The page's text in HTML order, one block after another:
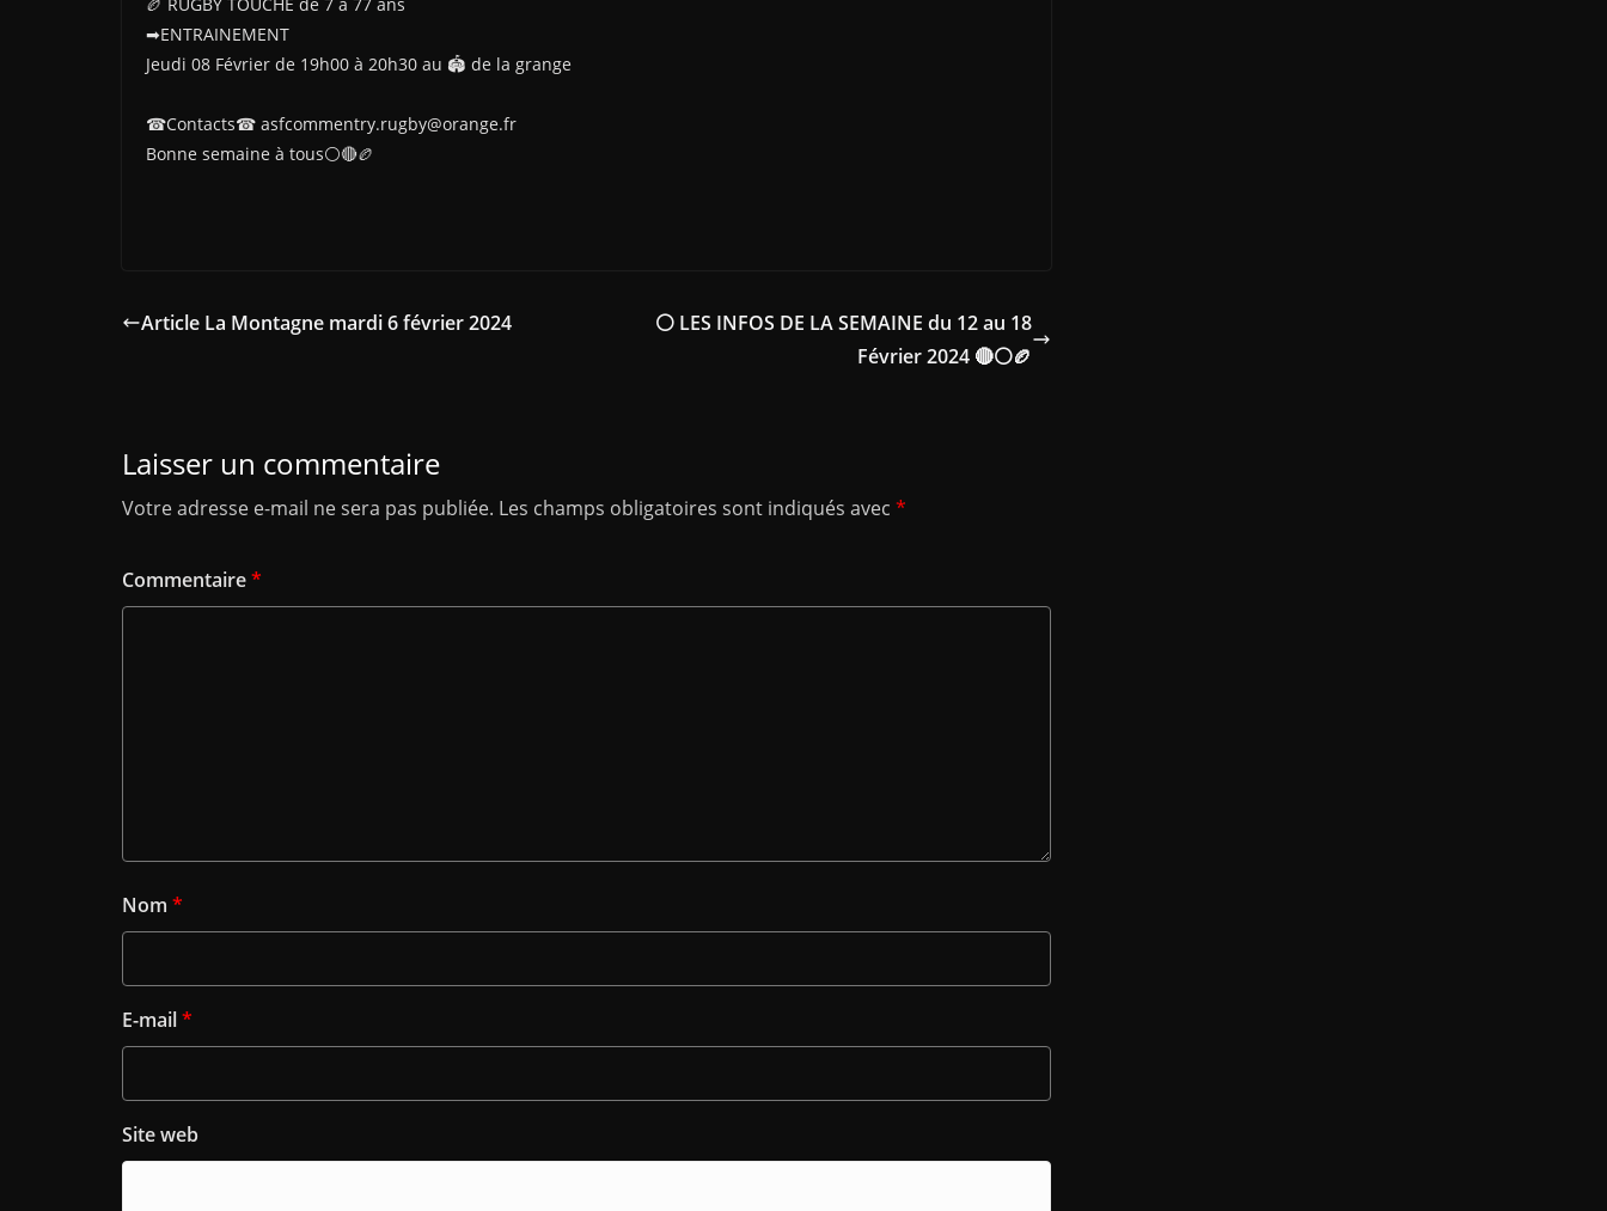
➡ENTRAINEMENT
Jeudi 08 Février de 19h00 à 20h30 au 🏟 de la grange
☎Contacts☎ asfcommentry.rugby@orange.fr
Bonne semaine à tous⚪🔴🏉
Article La Montagne mardi 6 février 2024
⚪ LES INFOS DE LA SEMAINE du 12 au 18
Février 2024 🔴⚪🏉
Laisser un commentaire
Votre adresse e-mail ne sera pas publiée. Les champs obligatoires sont indiqués avec *
Commentaire*
Nom *
E-mail*
Site web